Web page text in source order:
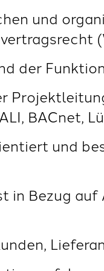
und
der
BACnet,
und
in Bezug